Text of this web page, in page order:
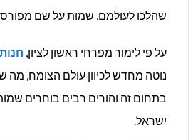
שהלכו לעולמם, שמות על שם
על פי לימור מפרחי ראשון לציון,
נוטה מחדש לכיוון עולם הצומח,
בתחום זה והורים רבים בוחרים
ישראל.